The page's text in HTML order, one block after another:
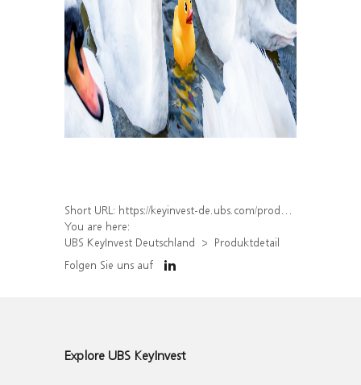
Short URL: https://keyinvest-de.ubs.com/produkt/detail/index/isin/DE000WA8B988
You are here:
UBS KeyInvest Deutschland
Produktdetail
Folgen Sie uns auf
Explore UBS KeyInvest